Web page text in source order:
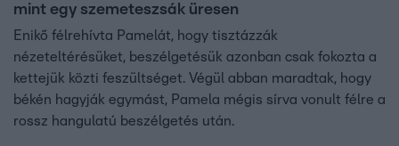
mint egy szemeteszsák üresen
Enikő félrehívta Pamelát, hogy tisztázzák
nézeteltérésüket, beszélgetésük azonban csak fokozta a
kettejük közti feszültséget. Végül abban maradtak, hogy
békén hagyják egymást, Pamela mégis sírva vonult félre a
rossz hangulatú beszélgetés után.